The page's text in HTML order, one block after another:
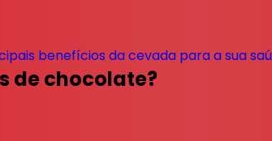
benefícios da cevada para a sua
de chocolate?